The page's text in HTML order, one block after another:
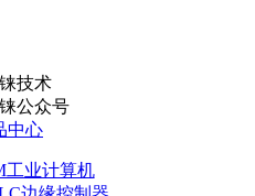
公众号
中心
工业计算机